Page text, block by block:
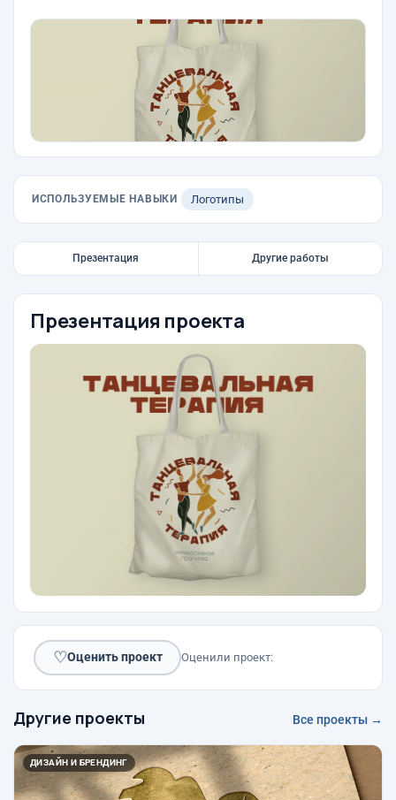
ИСПОЛЬЗУЕМЫЕ НАВЫКИ Логотипы
Презентация Другие работы
Презентация проекта
♡Оценить проект Оценили проект:
Другие проекты Все проекты →
ДИЗАЙН И БРЕНДИНГ